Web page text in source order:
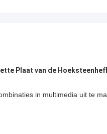
Plaat van de
in multimedia uit te